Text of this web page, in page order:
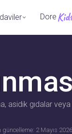
Dore
asidik gıdalar
güncelleme: 2 Mayıs